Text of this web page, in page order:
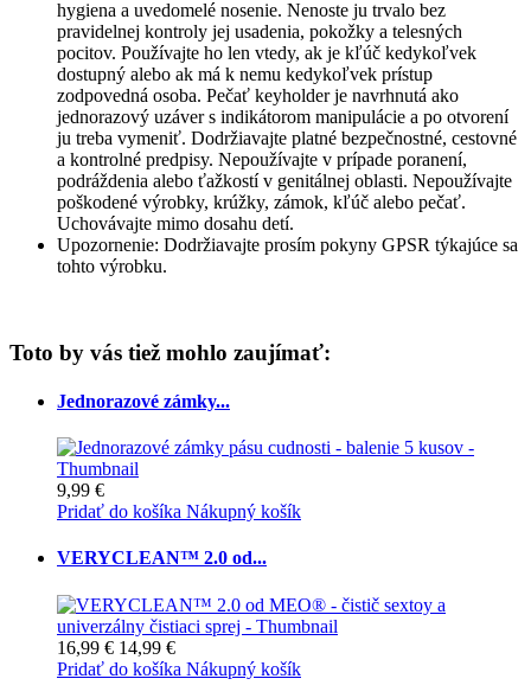
hygiena a uvedomelé nosenie. Nenoste ju trvalo bez
pravidelnej kontroly jej usadenia, pokožky a telesných
pocitov. Používajte ho len vtedy, ak je kľúč kedykoľvek
dostupný alebo ak má k nemu kedykoľvek prístup
zodpovedná osoba. Pečať keyholder je navrhnutá ako
jednorazový uzáver s indikátorom manipulácie a po otvorení
ju treba vymeniť. Dodržiavajte platné bezpečnostné, cestovné
a kontrolné predpisy. Nepoužívajte v prípade poranení,
podráždenia alebo ťažkostí v genitálnej oblasti. Nepoužívajte
poškodené výrobky, krúžky, zámok, kľúč alebo pečať.
Uchovávajte mimo dosahu detí.
Upozornenie: Dodržiavajte prosím pokyny GPSR týkajúce sa
tohto výrobku.
Toto by vás tiež mohlo zaujímať:
Jednorazové zámky...
9,99 €
Pridať do košíka Nákupný košík
VERYCLEAN™ 2.0 od...
16,99 € 14,99 €
Pridať do košíka Nákupný košík